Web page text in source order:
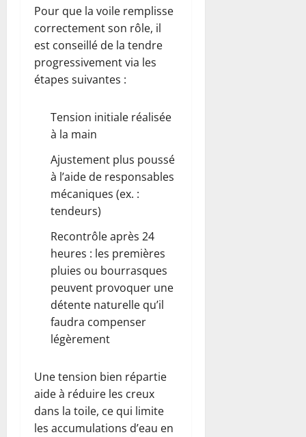
Pour que la voile remplisse
correctement son rôle, il
est conseillé de la tendre
progressivement via les
étapes suivantes :
Tension initiale réalisée
à la main
Ajustement plus poussé
à l’aide de responsables
mécaniques (ex. :
tendeurs)
Recontrôle après 24
heures : les premières
pluies ou bourrasques
peuvent provoquer une
détente naturelle qu’il
faudra compenser
légèrement
Une tension bien répartie
aide à réduire les creux
dans la toile, ce qui limite
les accumulations d’eau en